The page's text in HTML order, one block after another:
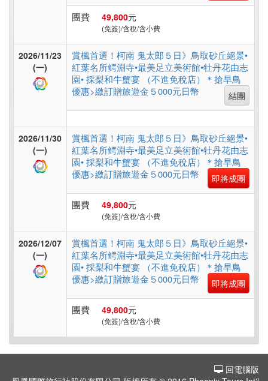
南
洲
國
團費 49,800元
(免簽)/含稅/含小費
2026/11/23
(一)
賞楓首選！柯南 鬼太郎５日》鳥取砂丘絕景•
紅葉名所鳄淵寺•最美足立美術館•牡丹花由志
園• 採梨和牛蟹宴 （不進免稅店）＊搶早鳥
優惠>繳訂贈旅遊金５000元日幣
結團
2026/11/30
(一)
賞楓首選！柯南 鬼太郎５日》鳥取砂丘絕景•
紅葉名所鳄淵寺•最美足立美術館•牡丹花由志
園• 採梨和牛蟹宴 （不進免稅店）＊搶早鳥
優惠>繳訂贈旅遊金５000元日幣
即將成團
團費 49,800元
(免簽)/含稅/含小費
2026/12/07
(一)
賞楓首選！柯南 鬼太郎５日》鳥取砂丘絕景•
紅葉名所鳄淵寺•最美足立美術館•牡丹花由志
園• 採梨和牛蟹宴 （不進免稅店）＊搶早鳥
優惠>繳訂贈旅遊金５000元日幣
即將成團
團費 49,800元
(免簽)/含稅/含小費
回電腦版